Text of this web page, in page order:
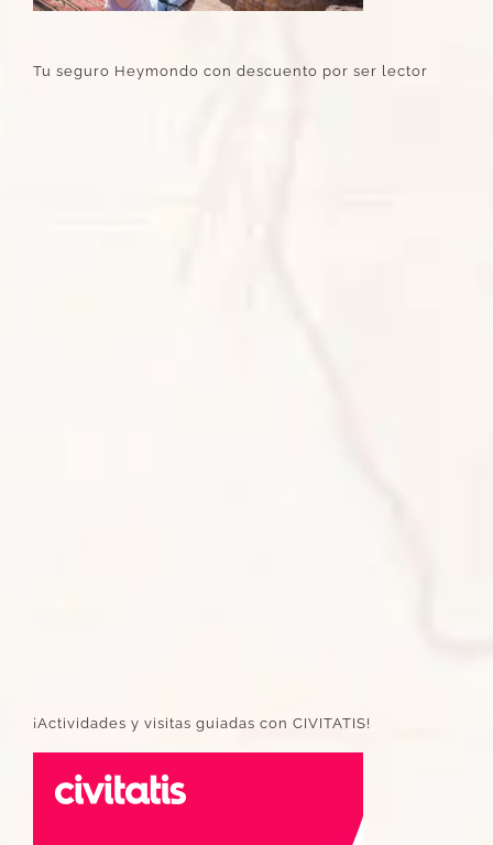
Tu seguro Heymondo con descuento por ser lector
¡Actividades y visitas guiadas con CIVITATIS!